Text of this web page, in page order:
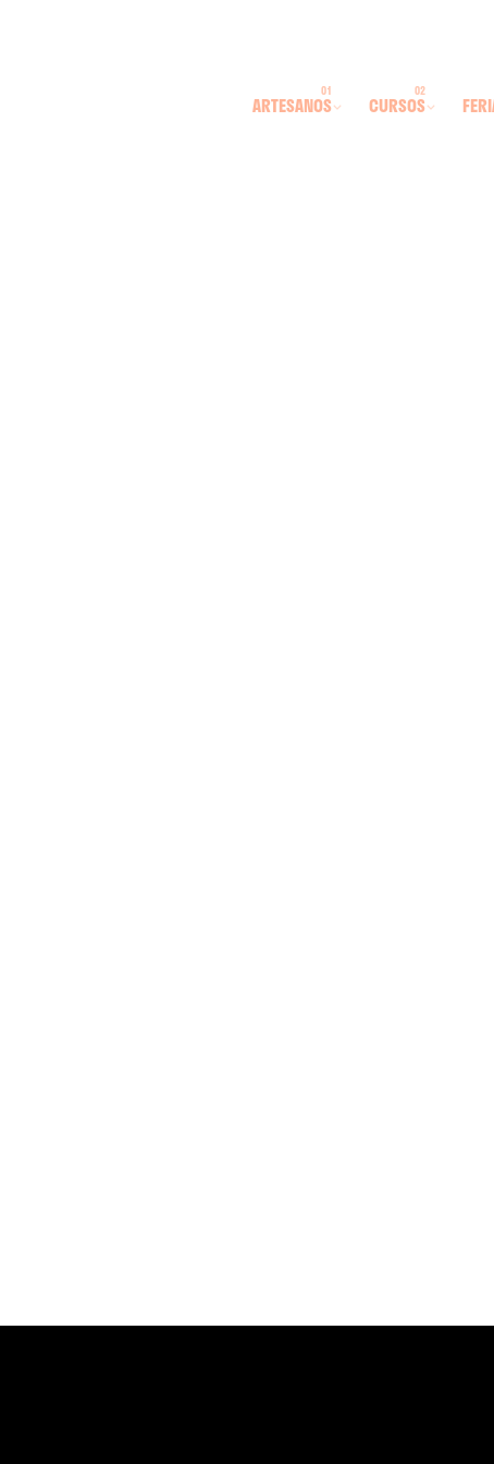
ARTESANOS CURSOS